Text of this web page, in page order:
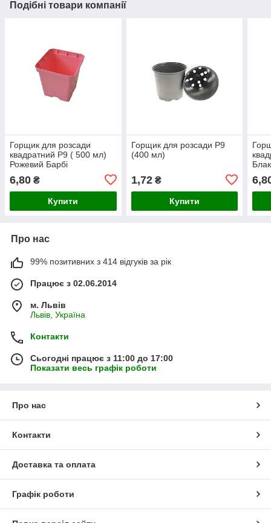
Подібні товари компанії
Горщик для розсади
квадратний Р9 ( 500 мл)
Рожевий Барбі
6,80 ₴
Купити
Горщик для розсади Р9
(400 мл)
1,72₴
Купити
Про нас
99% позитивних з 414 відгуків за рік
Працює з 02.06.2014
м. Львів
Львів, Україна
Контакти
Сьогодні працює з 11:00 до 17:00
Показати весь графік роботи
Про нас
Контакти
Доставка та оплата
Графік роботи